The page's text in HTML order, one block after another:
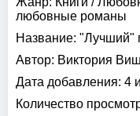
любовные романы
Название: "Лучший"
Автор: Виктория
Дата добавления: 4
Количество